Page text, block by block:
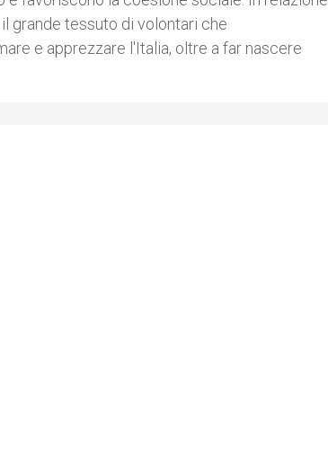
grande tessuto di volontari che
e apprezzare l'Italia, oltre a far nascere